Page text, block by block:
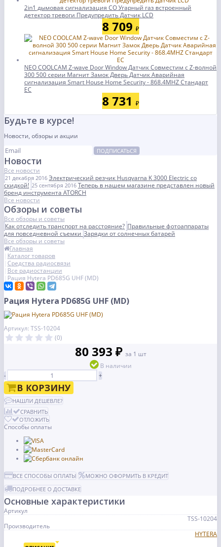
2in1 дымовая сигнализация CO Угарный газ встроенный
детектор тревоги Предупредить Датчик LCD
8 709 ₽
NEO COOLCAM Z-wave Door Window Датчик Совместим с Z-волной
300 500 серии Магнит Замок Дверь Датчик Аварийная
сигнализация Smart House Home Security - 868.4MHZ Стандарт
ЕС
8 731 ₽
Будьте в курсе!
Новости, обзоры и акции
ПОДПИСАТЬСЯ
Новости
Все новости
21 декабря 2016 Электрический резчик Husqvarna K 3000 Electric со
скидкой! 25 сентября 2016 Теперь в нашем магазине представлен новый
бренд инструмента ATORCH
Все новости
Обзоры и советы
Все обзоры и советы
Как отследить транспорт на расстояние? Правильные фотоаппараты
для повседневной съемкиЗарядки от солнечных батарей
Все обзоры и советы
Главная
Каталог товаров
Средства радиосвязи
Все радиостанции
Рация Hytera PD685G UHF (MD)
Рация Hytera PD685G UHF (MD)
Артикул: TSS-10204
(0)
80 393 ₽ за 1 шт
В наличии
-
+
В КОРЗИНУ
НАШЛИ ДЕШЕВЛЕ?
СРАВНИТЬ
ОТЛОЖИТЬ
Способы оплаты
ВСЕ СПОСОБЫ ОПЛАТЫ
МОЖНО ОФОРМИТЬ В КРЕДИТ
ПОДРОБНЕЕ О ДОСТАВКЕ
Основные характеристики
Артикул
TSS-10204
Производитель
HYTERA